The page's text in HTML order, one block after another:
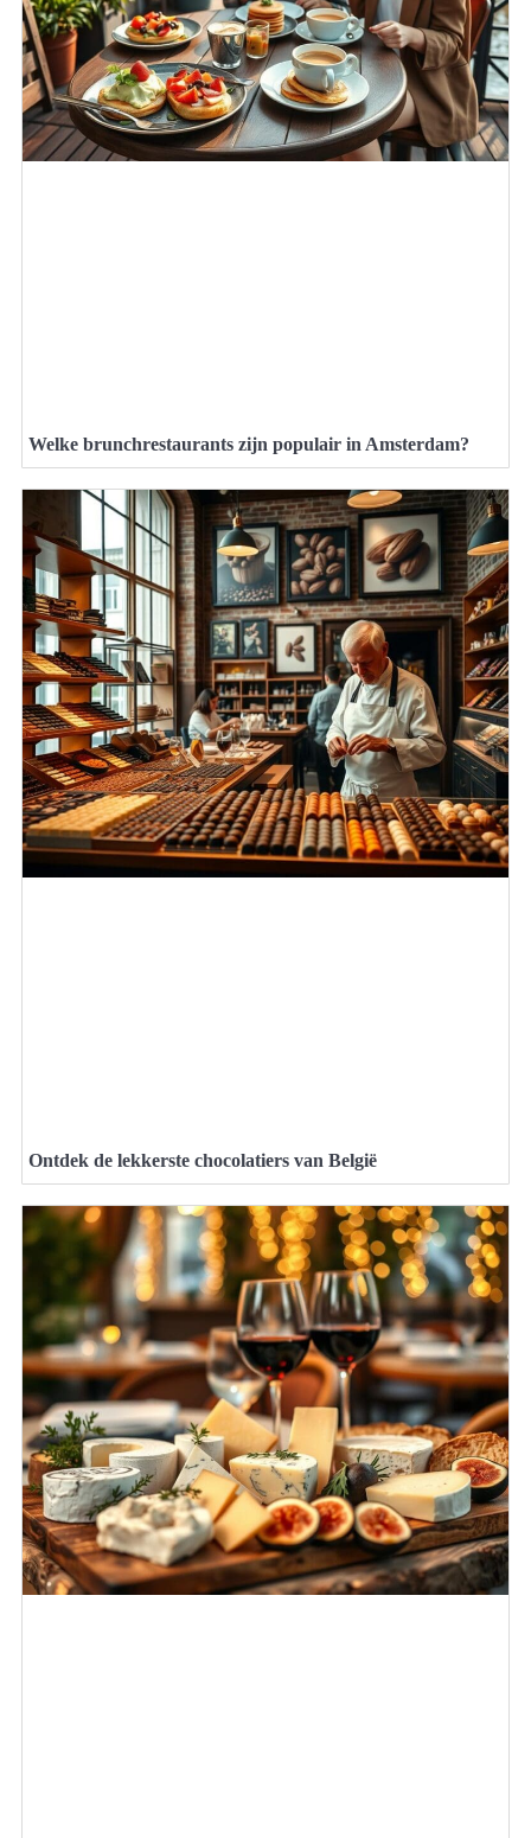
Welke brunchrestaurants zijn populair in Amsterdam?
Ontdek de lekkerste chocolatiers van België